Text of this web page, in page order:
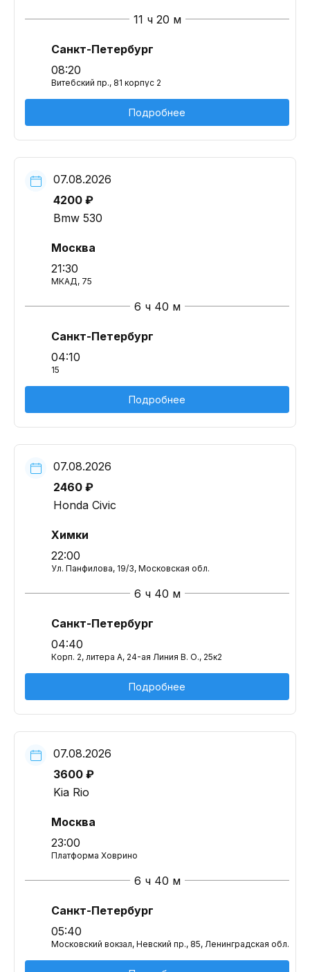
11 ч 20 м
Санкт-Петербург
08:20
Витебский пр., 81 корпус 2
Подробнее
07.08.2026
4200 ₽
Bmw 530
Москва
21:30
МКАД, 75
6 ч 40 м
Санкт-Петербург
04:10
15
Подробнее
07.08.2026
2460 ₽
Honda Civic
Химки
22:00
Ул. Панфилова, 19/3, Московская обл.
6 ч 40 м
Санкт-Петербург
04:40
Корп. 2, литера А, 24-ая Линия В. О., 25к2
Подробнее
07.08.2026
3600 ₽
Kia Rio
Москва
23:00
Платформа Ховрино
6 ч 40 м
Санкт-Петербург
05:40
Московский вокзал, Невский пр., 85, Ленинградская обл.